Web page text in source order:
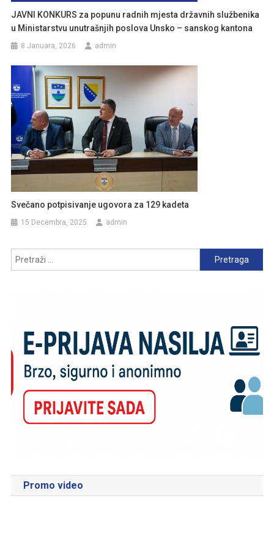
JAVNI KONKURS za popunu radnih mjesta državnih službenika
u Ministarstvu unutrašnjih poslova Unsko – sanskog kantona
8 Januara, 2026 admin
Svečano potpisivanje ugovora za 129 kadeta
15 Decembra, 2025 admin
Pretraga:
Promo video